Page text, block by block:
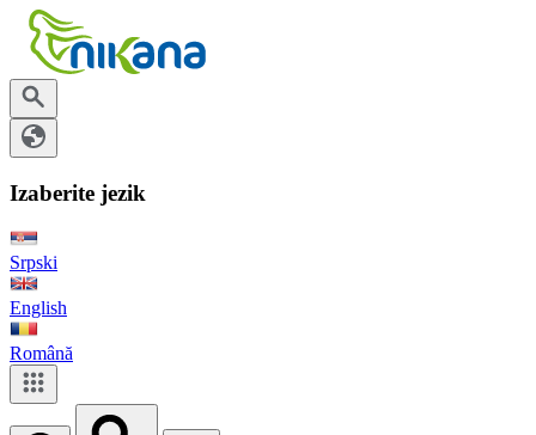
Izaberite jezik
Srpski
English
Română